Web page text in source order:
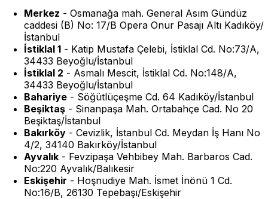
Merkez - Osmanağa mah. General Asım Gündüz
caddesi (B) No: 17/B Opera Onur Pasajı Altı Kadıköy/
İstanbul
İstiklal 1 - Katip Mustafa Çelebi, İstiklal Cd. No:73/A,
34433 Beyoğlu/İstanbul
İstiklal 2 - Asmalı Mescit, İstiklal Cd. No:148/A,
34433 Beyoğlu/İstanbul
Bahariye - Söğütlüçeşme Cd. 64 Kadıköy/İstanbul
Beşiktaş - Sinanpaşa Mah. Ortabahçe Cad. No 20
Beşiktaş/İstanbul
Bakırköy - Cevizlik, İstanbul Cd. Meydan İş Hanı No
4/2, 34140 Bakırköy/İstanbul
Ayvalık - Fevzipaşa Vehbibey Mah. Barbaros Cad.
No:220 Ayvalık/Balıkesir
Eskişehir - Hoşnudiye Mah. İsmet İnönü 1 Cd.
No:16/B, 26130 Tepebaşı/Eskişehir